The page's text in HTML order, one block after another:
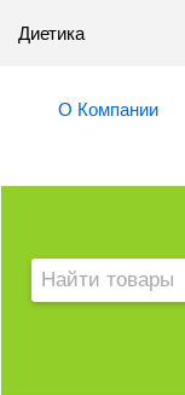
Диетика
О Компании